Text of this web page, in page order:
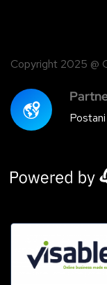
Copyright 2025 @